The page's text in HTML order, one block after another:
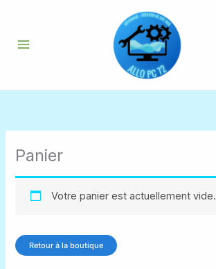
contenu
Panier
Votre panier est actuellement vide.
Retour à la boutique